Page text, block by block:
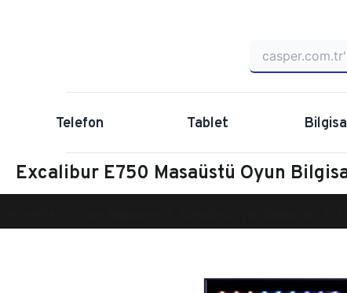
Telefon Tablet
Excalibur E750 Masaüstü Oyun